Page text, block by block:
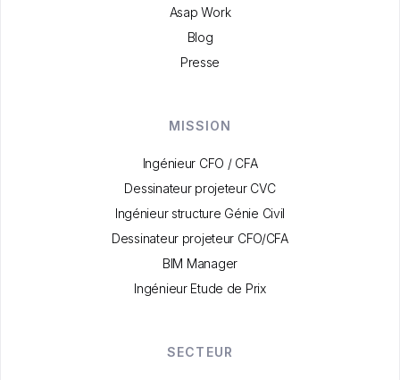
Asap Work
Blog
Presse
MISSION
Ingénieur CFO / CFA
Dessinateur projeteur CVC
Ingénieur structure Génie Civil
Dessinateur projeteur CFO/CFA
BIM Manager
Ingénieur Etude de Prix
SECTEUR